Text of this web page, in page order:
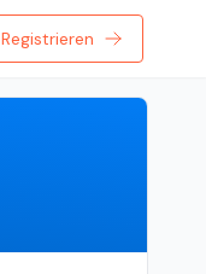
Registrieren